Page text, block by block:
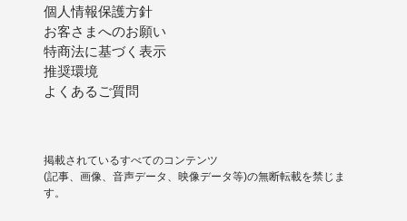
個人情報保護方針
お客さまへのお願い
特商法に基づく表示
推奨環境
よくあるご質問
掲載されているすべてのコンテンツ
(記事、画像、音声データ、映像データ等)の無断転載を禁じま
す。